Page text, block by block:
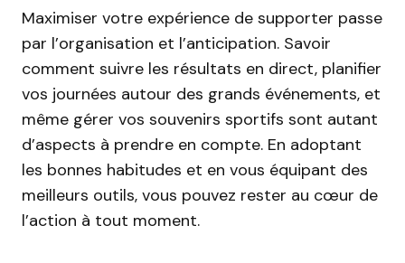
Maximiser votre expérience de supporter passe
par l’organisation et l’anticipation. Savoir
comment suivre les résultats en direct, planifier
vos journées autour des grands événements, et
même gérer vos souvenirs sportifs sont autant
d’aspects à prendre en compte. En adoptant
les bonnes habitudes et en vous équipant des
meilleurs outils, vous pouvez rester au cœur de
l’action à tout moment.